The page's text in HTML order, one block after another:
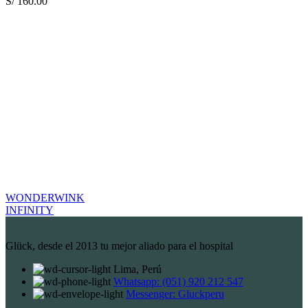
WONDERWINK
INFINITY
Glück, desde el 2013 tu mejor aliado para el hospital
Lima, Perú
Whatsapp: (051) 920 212 547
Messenger: Gluckperu